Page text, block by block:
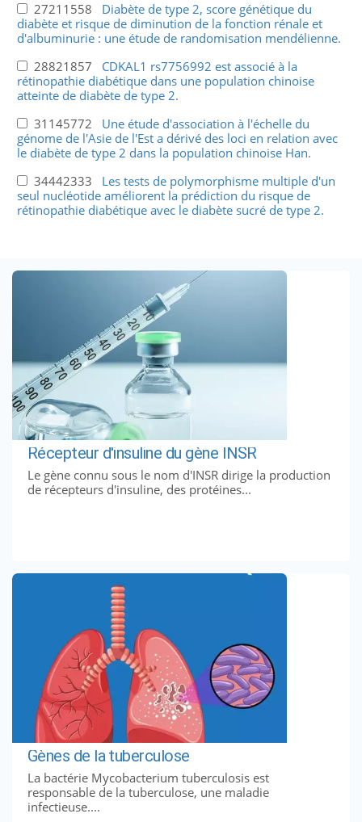
27211558 Diabète de type 2, score génétique du
diabète et risque de diminution de la fonction rénale et
d'albuminurie : une étude de randomisation mendélienne.
28821857 CDKAL1 rs7756992 est associé à la
rétinopathie diabétique dans une population chinoise
atteinte de diabète de type 2.
31145772 Une étude d'association à l'échelle du
génome de l'Asie de l'Est a dérivé des loci en relation avec
le diabète de type 2 dans la population chinoise Han.
34442333 Les tests de polymorphisme multiple d'un
seul nucléotide améliorent la prédiction du risque de
rétinopathie diabétique avec le diabète sucré de type 2.
Récepteur d'insuline du gène INSR
Le gène connu sous le nom d'INSR dirige la production
de récepteurs d'insuline, des protéines...
Gènes de la tuberculose
La bactérie Mycobacterium tuberculosis est
responsable de la tuberculose, une maladie
infectieuse....